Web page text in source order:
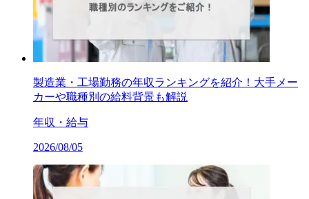
製造業・工場勤務の年収ランキングを紹介！大手メー
カーや職種別の給料背景も解説
年収・給与
2026/08/05